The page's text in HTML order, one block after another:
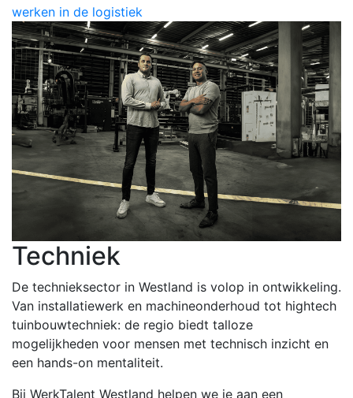
werken in de logistiek
Techniek
De technieksector in Westland is volop in ontwikkeling.
Van installatiewerk en machineonderhoud tot hightech
tuinbouwtechniek: de regio biedt talloze
mogelijkheden voor mensen met technisch inzicht en
een hands-on mentaliteit.
Bij WerkTalent Westland helpen we je aan een